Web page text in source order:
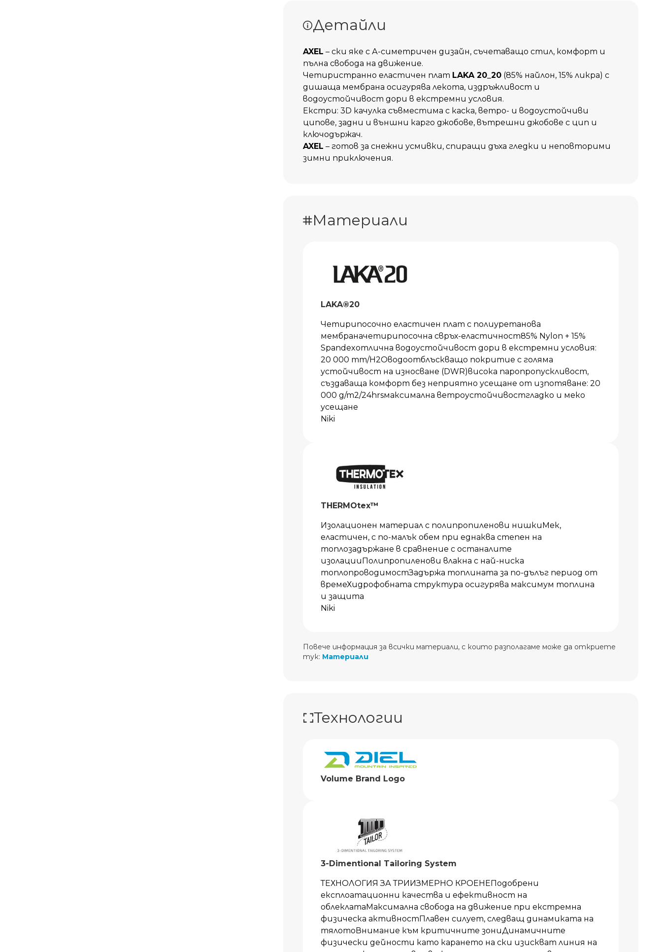
Детайли
AXEL – ски яке с А-симетричен дизайн, съчетаващо стил, комфорт и
пълна свобода на движение.
Четиристранно еластичен плат LAKA 20_20(85% найлон, 15% ликра) с
дишаща мембрана осигурява лекота, издръжливост и
водоустойчивост дори в екстремни условия.
Екстри: 3D качулка съвместима с каска, ветро- и водоустойчиви
ципове, задни и външни карго джобове, вътрешни джобове с цип и
ключодържач.
AXEL – готов за снежни усмивки, спиращи дъха гледки и неповторими
зимни приключения.
Материали
LAKA®20
Четирипосочно еластичен плат с полиуретанова
мембраначетирипосочна свръх-еластичност85% Nylon + 15%
Spandexотлична водоустойчивост дори в екстремни условия:
20 000 mm/H2Oводоотблъскващо покритие с голяма
устойчивост на износване (DWR)висока паропропускливост,
създаваща комфорт без неприятно усещане от изпотяване: 20
000 g/m2/24hrsмаксимална ветроустойчивостгладко и меко
усещане
Niki
THERMOtex™
Изолационен материал с полипропиленови нишкиМек,
еластичен, с по-малък обем при еднаква степен на
топлозадържане в сравнение с останалите
изолацииПолипропиленови влакна с най-ниска
топлопроводимостЗадържа топлината за по-дълъг период от
времеХидрофобната структура осигурява максимум топлина
и защита
Niki
Повече информация за всички материали, с които разполагаме може да откриете
тук: Материали
Технологии
Volume Brand Logo
3-Dimentional Tailoring System
ТЕХНОЛОГИЯ ЗА ТРИИЗМЕРНО КРОЕНЕПодобрени
експлоатационни качества и ефективност на
облеклатаМаксимална свобода на движение при екстремна
физическа активностПлавен силует, следващ динамиката на
тялотоВнимание към критичните зониДинамичните
физически дейности като карането на ски изискват линия на